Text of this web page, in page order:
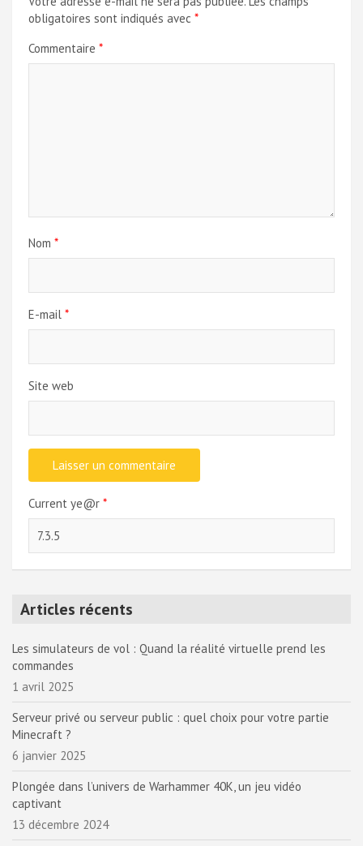
obligatoires sont indiqués avec *
Commentaire *
Nom *
E-mail *
Site web
Current ye@r *
Articles récents
Les simulateurs de vol : Quand la réalité virtuelle prend les
commandes
1 avril 2025
Serveur privé ou serveur public : quel choix pour votre partie
Minecraft ?
6 janvier 2025
Plongée dans l’univers de Warhammer 40K, un jeu vidéo
captivant
13 décembre 2024